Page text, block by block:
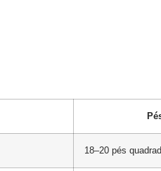
18–20 pés